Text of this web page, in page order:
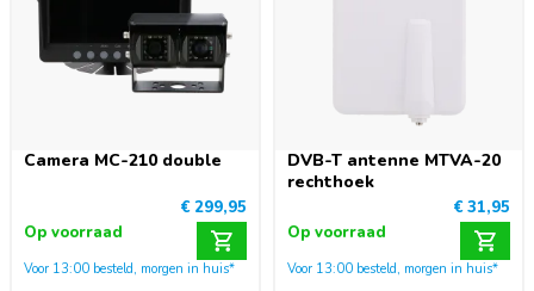
Camera MC-210 double
€ 299,95
Op voorraad
Voor 13:00 besteld, morgen in huis*
DVB-T antenne MTVA-20
rechthoek
€ 31,95
Op voorraad
Voor 13:00 besteld, morgen in huis*